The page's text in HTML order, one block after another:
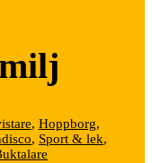
, Hoppborg,
, Sport & lek,